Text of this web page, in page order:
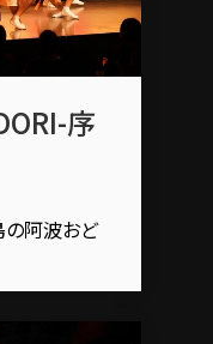
序
の阿波おど